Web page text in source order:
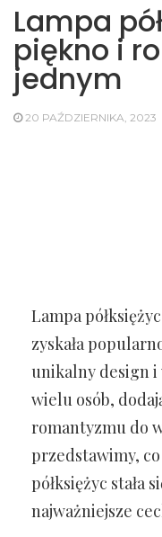
Lampa
piękno i
jednym
20 PAŹDZIERNIKA, 2023
Lampa
zyskała
unikalny design i
wielu osób,
romantyzmu do
przedstawimy,
półksiężyc stała
najważniejsze